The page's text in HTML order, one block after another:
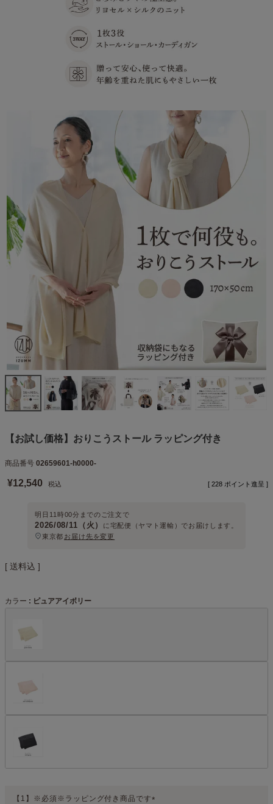
【お試し価格】おりこうストール ラッピング付き
商品番号 02659601-h0000-
¥12,540 税込 [ 228 ポイント進呈 ]
明日 11時00分 までのご注文で
2026/08/11（火） に 宅配便（ヤマト運輸） でお届けします。
東京都 お届け先を変更
送料込
【1】※必須※ラッピング付き商品です
カラー ピュアアイボリー